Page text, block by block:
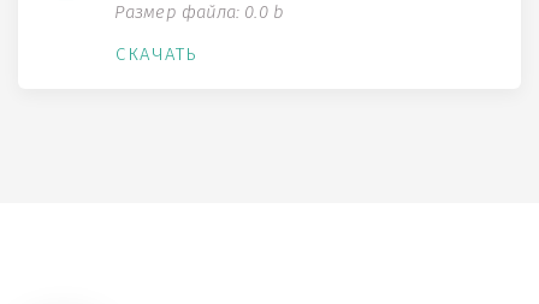
Размер файла: 0.0 b
СКАЧАТЬ